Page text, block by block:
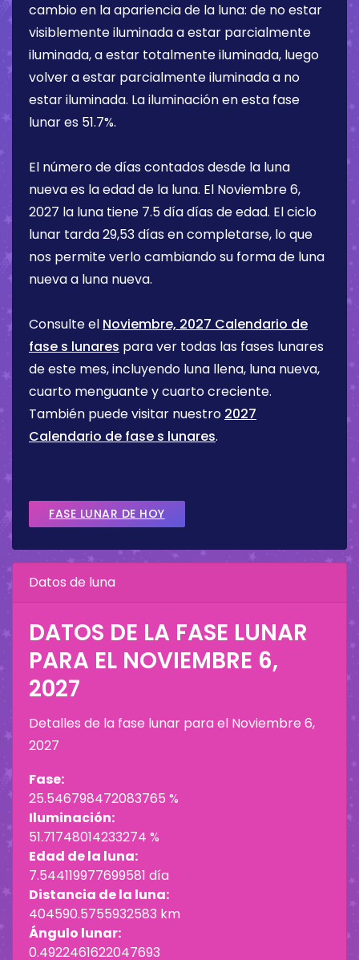
cambio en la apariencia de la luna: de no estar
visiblemente iluminada a estar parcialmente
iluminada, a estar totalmente iluminada, luego
volver a estar parcialmente iluminada a no
estar iluminada. La iluminación en esta fase
lunar es 51.7%.
El número de días contados desde la luna
nueva es la edad de la luna. El Noviembre 6,
2027 la luna tiene 7.5 díadías de edad. El ciclo
lunar tarda 29,53 días en completarse, lo que
nos permite verlo cambiando su forma de luna
nueva a luna nueva.
Consulte el Noviembre, 2027 Calendario de
fase s lunares para ver todas las fases lunares
de este mes, incluyendo luna llena, luna nueva,
cuarto menguante y cuarto creciente.
También puede visitar nuestro 2027
Calendario de fase s lunares.
FASE LUNAR DE HOY
Datos de luna
DATOS DE LA FASE LUNAR
PARA EL NOVIEMBRE 6,
2027
Detalles de la fase lunar para el Noviembre 6,
2027
Fase:
25.546798472083765 %
Iluminación:
51.71748014233274 %
Edad de la luna:
7.544119977699581 día
Distancia de la luna:
404590.5755932583 km
Ángulo lunar:
0.4922461622047693